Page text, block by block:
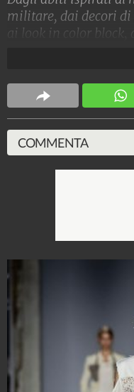
militare, dai decori
ai look in color
viste sulle passerelle
1.515.064.249-1.957
COMMENTA